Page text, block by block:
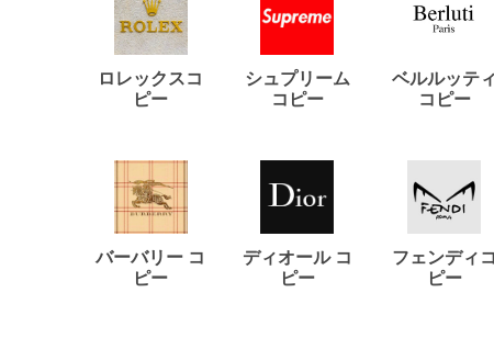
ロレックスコ
ピー
シュプリーム
コピー
ベルルッティ
コピー
バーバリー コ
ピー
ディオール コ
ピー
フェンディコ
ピー